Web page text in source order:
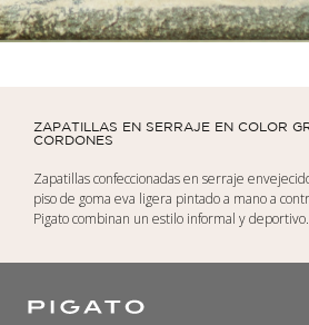
ZAPATILLAS EN SERRAJE EN COLOR
CORDONES
Zapatillas confeccionadas en serraje
piso de goma eva ligera pintado a mano a
Pigato combinan un estilo informal y deportivo.